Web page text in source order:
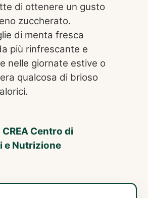
di ottenere un gusto
zuccherato.
di menta fresca
più rinfrescante e
nelle giornate estive o
qualcosa di brioso
CREA Centro di
e Nutrizione